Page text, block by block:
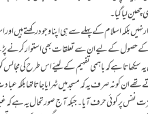
لیا گیا۔
نہیں بلکہ اسلام کے پہلے سے ہی اپنا وجود رکھتے
حصول کے لیے ان سے تعلقات بھی استوار کرنے
سیکھاتا ہے کہ باہمی تفہیم کے لیئے اس طرح کی
ان کو نہ صرف یہ کہ مسجد میں ٹہرایا جاتا تھا
پر کوئی حرف آیا۔ جبکہ آج صورتحال یہ ہے کہ